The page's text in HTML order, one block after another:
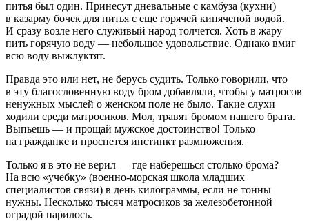
питья был один. Принесут дневальные с камбуза (кухни)
в казарму бочек для питья с еще горячей кипяченой водой.
И сразу возле него служивый народ толчется. Хоть в жару
пить горячую воду — небольшое удовольствие. Однако вмиг
всю воду выжлуктят.
Правда это или нет, не берусь судить. Только говорили, что
в эту благословенную воду бром добавляли, чтобы у матросов
ненужных мыслей о женском поле не было. Такие слухи
ходили среди матросиков. Мол, травят бромом нашего брата.
Выпьешь — и прощай мужское достоинство! Только
на гражданке и проснется инстинкт размножения.
Только я в это не верил — где наберешься столько брома?
На всю «учебку» (военно-морская школа младших
специалистов связи) в день килограммы, если не тонны
нужны. Несколько тысяч матросиков за железобетонной
оградой парилось.